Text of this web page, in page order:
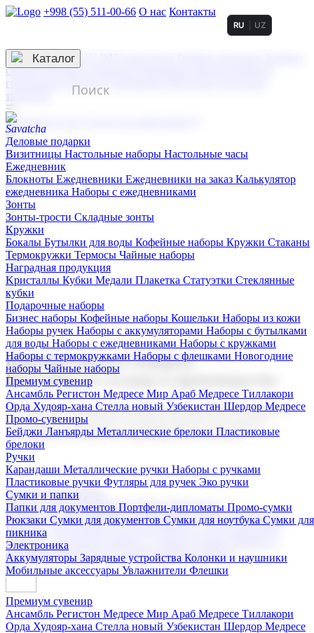
+998 (55) 511-00-66 О нас Контакты
3D гравировка
смолой (Doming)
гравировка твердая
тиснение
RU UZ
☰
Контакты
Каталог
Деловые подарки
Визитницы Настольные наборы Настольные часы
Ежедневник
Блокноты Ежедневники Ежедневники на заказ Калькулятор
ежедневника Наборы с ежедневниками
Зонты
Зонты-трости Складные зонты
Кружки
Бокалы Бутылки для воды Кофейные наборы Кружки Стаканы
Термокружки Термосы Чайные наборы
Наградная продукция
Kристаллы Кубки Медали Плакетка Статуэтки Стеклянные
кубки
Подарочные наборы
Бизнес наборы Кофейные наборы Кошельки Наборы из кожи
Наборы ручек Наборы с аккумуляторами Наборы с бутылками
для воды Наборы с ежедневниками Наборы с кружками
Наборы с термокружками Наборы с флешками Новогодние
наборы Чайные наборы
Премиум сувенир
Ансамбль Регистон Медресе Мир Араб Медресе Тиллакори
Орда Худояр-хана Стелла новый Узбекистан Шердор Медресе
Промо-сувениры
Бейджи Ланъярды Металлические брелоки Пластиковые
брелоки
Ручки
Карандаши Металлические ручки Наборы с ручками
Пластиковые ручки Футляры для ручек Эко ручки
Сумки и папки
Папки для документов Портфели-дипломаты Промо-сумки
Рюкзаки Сумки для документов Сумки для ноутбука Сумки для
пикника
Электроника
Аккумуляторы Зарядные устройства Колонки и наушники
Мобильные аксессуары Увлажнители Флешки
Корпоративные подарки
Поставка со склада и производство
Мы предлагаем широкий выбор корпоративных подарков и
сувениров с логотипом. В нашем каталоге вы найдете
продукцию для бизнеса, мероприятия и клиентов.
Подарочные наборы
Бизнес наборыКофейные наборы Кошельки
Наборы из кожиНаборы ручекНаборы с аккумуляторами
Наборы с бутылками для воды
Наборы с ежедневниками
Наборы с кружками
флешкамиНовогодние наборыЧайные наборы
Премиум сувенир
Ансамбль Регистон Медресе Мир Араб Медресе Тиллакори
Орда Худояр-хана Стелла новый Узбекистан Шердор Медресе